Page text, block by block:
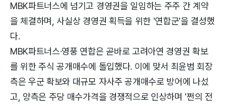
MBK파트너스에 넘기고 경영권을 일임하는 주주 간 계약
을 체결하며, 사실상 경영권 획득을 위한 '연합군'을 결성했
다.
MBK파트너스·영풍 연합은 곧바로 고려아연 경영권 확보
를 위한 주식 공개매수에 돌입했다. 이에 맞서 최윤범 회장
측은 우군 확보와 대규모 자사주 공개매수로 방어에 나섰
고, 양측은 주당 매수가격을 경쟁적으로 인상하며 '쩐의 전